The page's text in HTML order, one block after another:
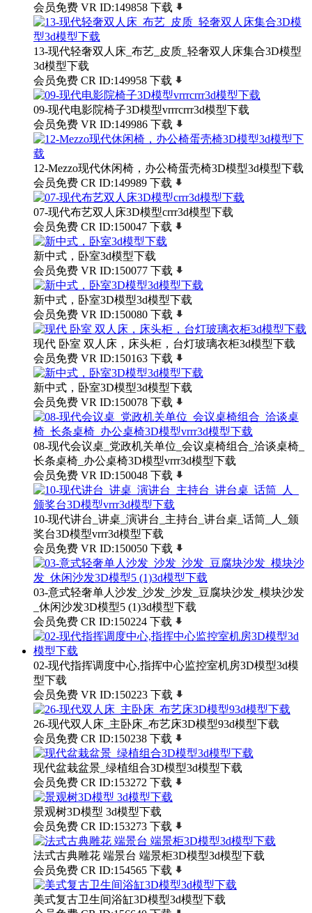
会员免费 VR ID:149858 下载
13-现代轻奢双人床_布艺_皮质_轻奢双人床集合3D模型
3d模型下载
会员免费 CR ID:149958 下载
09-现代电影院椅子3D模型vrrrcrrr3d模型下载
会员免费 VR ID:149986 下载
12-Mezzo现代休闲椅，办公椅蛋壳椅3D模型3d模型下载
会员免费 CR ID:149989 下载
07-现代布艺双人床3D模型crrr3d模型下载
会员免费 CR ID:150047 下载
新中式，卧室3d模型下载
会员免费 VR ID:150077 下载
新中式，卧室3D模型3d模型下载
会员免费 VR ID:150080 下载
现代 卧室 双人床，床头柜，台灯玻璃衣柜3d模型下载
会员免费 VR ID:150163 下载
新中式，卧室3D模型3d模型下载
会员免费 VR ID:150078 下载
08-现代会议桌_党政机关单位_会议桌椅组合_洽谈桌椅_
长条桌椅_办公桌椅3D模型vrrr3d模型下载
会员免费 VR ID:150048 下载
10-现代讲台_讲桌_演讲台_主持台_讲台桌_话筒_人_颁
奖台3D模型vrrr3d模型下载
会员免费 VR ID:150050 下载
03-意式轻奢单人沙发_沙发_沙发_豆腐块沙发_模块沙发
_休闲沙发3D模型5 (1)3d模型下载
会员免费 CR ID:150224 下载
02-现代指挥调度中心,指挥中心监控室机房3D模型3d模
型下载
会员免费 VR ID:150223 下载
26-现代双人床_主卧床_布艺床3D模型93d模型下载
会员免费 CR ID:150238 下载
现代盆栽盆景_绿植组合3D模型3d模型下载
会员免费 CR ID:153272 下载
景观树3D模型 3d模型下载
会员免费 CR ID:153273 下载
法式古典雕花 端景台 端景柜3D模型3d模型下载
会员免费 CR ID:154565 下载
美式复古卫生间浴缸3D模型3d模型下载